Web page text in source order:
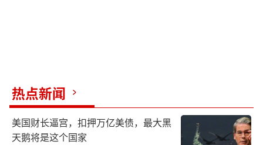
热点新闻
美国财长逼宫，扣押万亿美债，最大黑
天鹅将是这个国家